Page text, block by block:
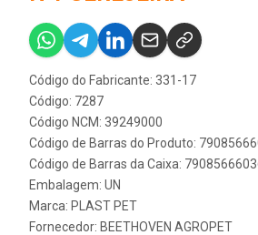
Código do Fabricante: 331-17
Código: 7287
Código NCM: 39249000
Código de Barras do Produto:
Código de Barras da Caixa:
Embalagem: UN
Marca: PLAST PET
Fornecedor: BEETHOVEN AGROPET